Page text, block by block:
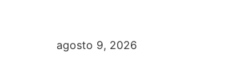
agosto 9, 2026